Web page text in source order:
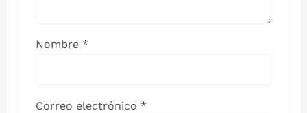
Nombre *
Correo electrónico *